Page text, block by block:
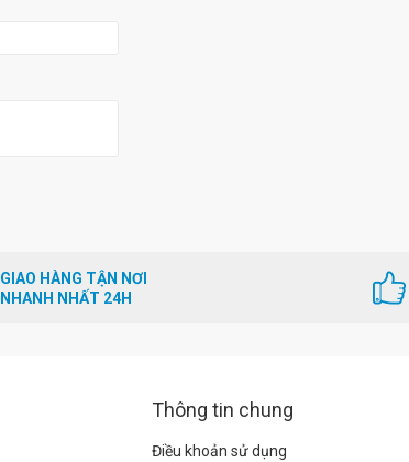
GIAO HÀNG TẬN NƠI
NHANH NHẤT 24H
Thông tin chung
Điều khoản sử dụng